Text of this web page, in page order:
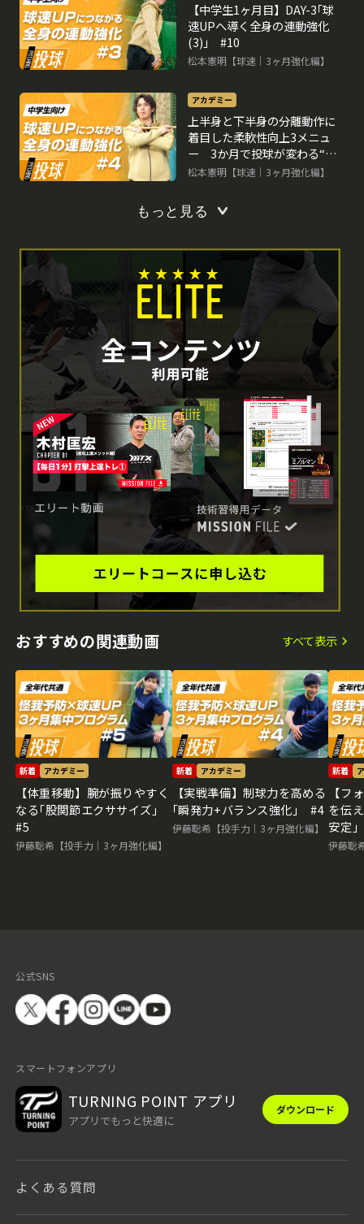
【中学生1ヶ月目】DAY-3｢球
速UPへ導く全身の連動強化
(3)｣ #10
松本憲明【球速｜3ヶ月強化編】
アカデミー
上半身と下半身の分離動作に
着目した柔軟性向上3メニュ
ー 3か月で投球が変わる“米
国式”球速アップ理論
松本憲明【球速｜3ヶ月強化編】
もっと見る
おすすめの関連動画 すべて表示
新着 アカデミー
【体重移動】腕が振りやすく
なる｢股関節エクササイズ｣
#5
伊藤聡希【投手力｜3ヶ月強化編】
新着 アカデミー
【実戦準備】制球力を高める
｢瞬発力+バランス強化｣ #4
伊藤聡希【投手力｜3ヶ月強化編】
新着
【フ
を伝
安定
伊藤聡
公式SNS
スマートフォンアプリ
TURNING POINT アプリ
アプリでもっと快適に
ダウンロード
よくある質問